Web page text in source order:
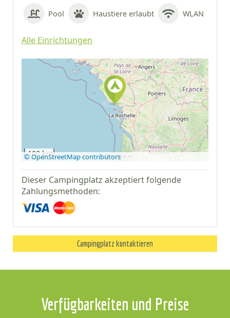
Pool Haustiere erlaubt WLAN
Alle Einrichtungen
Auf Google Maps
anzeigen
100 km
© OpenStreetMap contributors
Dieser Campingplatz akzeptiert folgende
Zahlungsmethoden:
Campingplatz kontaktieren
Verfügbarkeiten und Preise